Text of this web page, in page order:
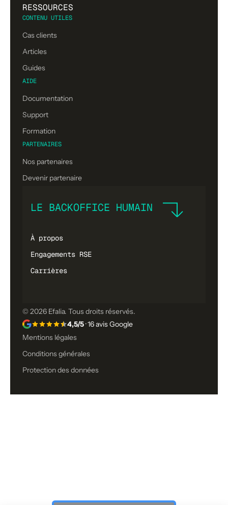
RESSOURCES
CONTENU UTILES
Cas clients
Articles
Guides
AIDE
Documentation
Support
Formation
PARTENAIRES
Nos partenaires
Devenir partenaire
LE BACKOFFICE HUMAIN
À propos
Engagements RSE
Carrières
© 2026 Efalia. Tous droits réservés.
4,5/5· 16 avis Google
Mentions légales
Conditions générales
Protection des données